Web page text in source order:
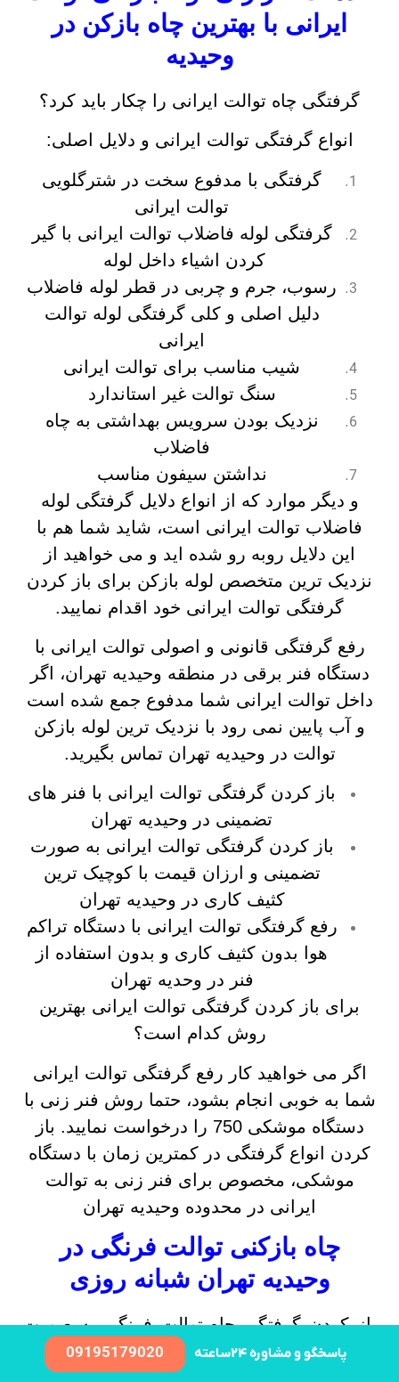
ایرانی با بهترین چاه بازکن در
وحیدیه
گرفتگی چاه توالت ایرانی را چکار باید کرد؟
انواع گرفتگی توالت ایرانی و دلایل اصلی:
گرفتگی با مدفوع سخت در شترگلویی
توالت ایرانی
گرفتگی لوله فاضلاب توالت ایرانی با گیر
کردن اشیاء داخل لوله
رسوب، جرم و چربی در قطر لوله فاضلاب
دلیل اصلی و کلی گرفتگی لوله توالت
ایرانی
شیب مناسب برای توالت ایرانی
سنگ توالت غیر استاندارد
نزدیک بودن سرویس بهداشتی به چاه
فاضلاب
نداشتن سیفون مناسب
و دیگر موارد که از انواع دلایل گرفتگی لوله
فاضلاب توالت ایرانی است، شاید شما هم با
این دلایل روبه رو شده اید و می خواهید از
نزدیک ترین متخصص لوله بازکن برای باز کردن
گرفتگی توالت ایرانی خود اقدام نمایید.
رفع گرفتگی قانونی و اصولی توالت ایرانی با
دستگاه فنر برقی در منطقه وحیدیه تهران، اگر
داخل توالت ایرانی شما مدفوع جمع شده است
و آب پایین نمی رود با نزدیک ترین لوله بازکن
توالت در وحیدیه تهران تماس بگیرید.
باز کردن گرفتگی توالت ایرانی با فنر های
تضمینی در وحیدیه تهران
باز کردن گرفتگی توالت ایرانی به صورت
تضمینی و ارزان قیمت با کوچیک ترین
کثیف کاری در وحیدیه تهران
رفع گرفتگی توالت ایرانی با دستگاه تراکم
هوا بدون کثیف کاری و بدون استفاده از
فنر در وحدیه تهران
برای باز کردن گرفتگی توالت ایرانی بهترین
روش کدام است؟
اگر می خواهید کار رفع گرفتگی توالت ایرانی
شما به خوبی انجام بشود، حتما روش فنر زنی با
دستگاه موشکی 750 را درخواست نمایید. باز
کردن انواع گرفتگی در کمترین زمان با دستگاه
موشکی، مخصوص برای فنر زنی به توالت
ایرانی در محدوده وحیدیه تهران
چاه بازکنی توالت فرنگی در
وحیدیه تهران شبانه روزی
باز کردن گرفتگی چاه توالت فرنگی به صورت
تخصصی در وحیدیه تهران
پاسخگو و مشاوره ۲۴ساعته 09195179020